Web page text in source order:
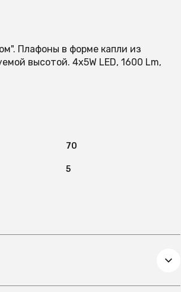
Плафоны в форме капли из
высотой. 4х5W LED, 1600 Lm,
70
5